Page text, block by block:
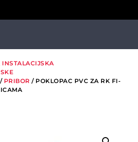
INSTALACIJSKA
/ PRIBOR / POKLOPAC PVC ZA RK FI-